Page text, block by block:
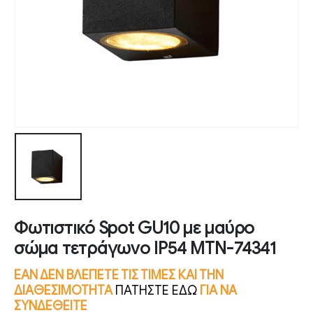
Φωτιστικό Spot GU10 με μαύρο
σώμα τετράγωνο IP54 MTN-74341
ΕΑΝ ΔΕΝ ΒΛΕΠΕΤΕ ΤΙΣ ΤΙΜΕΣ ΚΑΙ ΤΗΝ
ΔΙΑΘΕΣΙΜΟΤΗΤΑ ΠΑΤΗΣΤΕ ΕΔΩ ΓΙΑ ΝΑ
ΣΥΝΔΕΘΕΙΤΕ